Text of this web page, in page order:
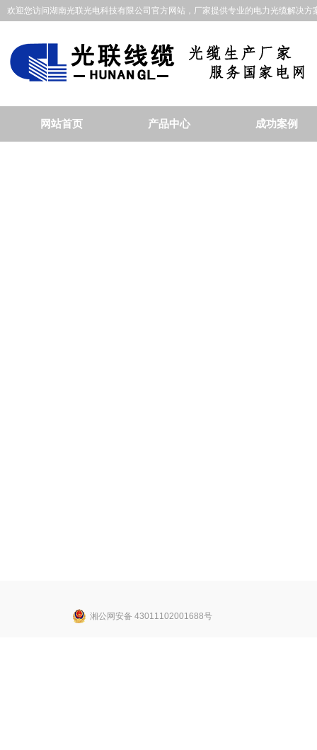
欢迎您访问湖南光联光电科技有限公司官方网站，厂家提供专业的电力光缆解决方
网站首页 产品中心 成功案例
湘公网安备 43011102001688号